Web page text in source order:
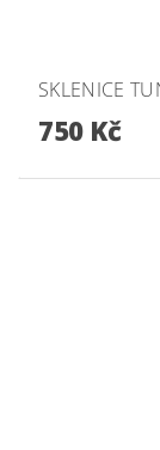
SKLENICE
750 Kč